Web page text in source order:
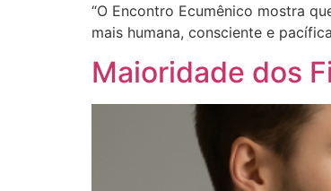
“O Encontro Ecumênico mostra
mais humana, consciente e
Maioridade dos